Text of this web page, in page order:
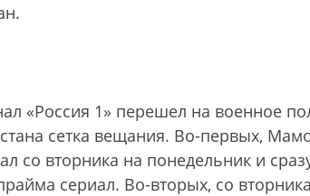
«Россия 1» перешел на военное
сетка вещания. Во-первых,
со вторника на понедельник и
сериал. Во-вторых, со